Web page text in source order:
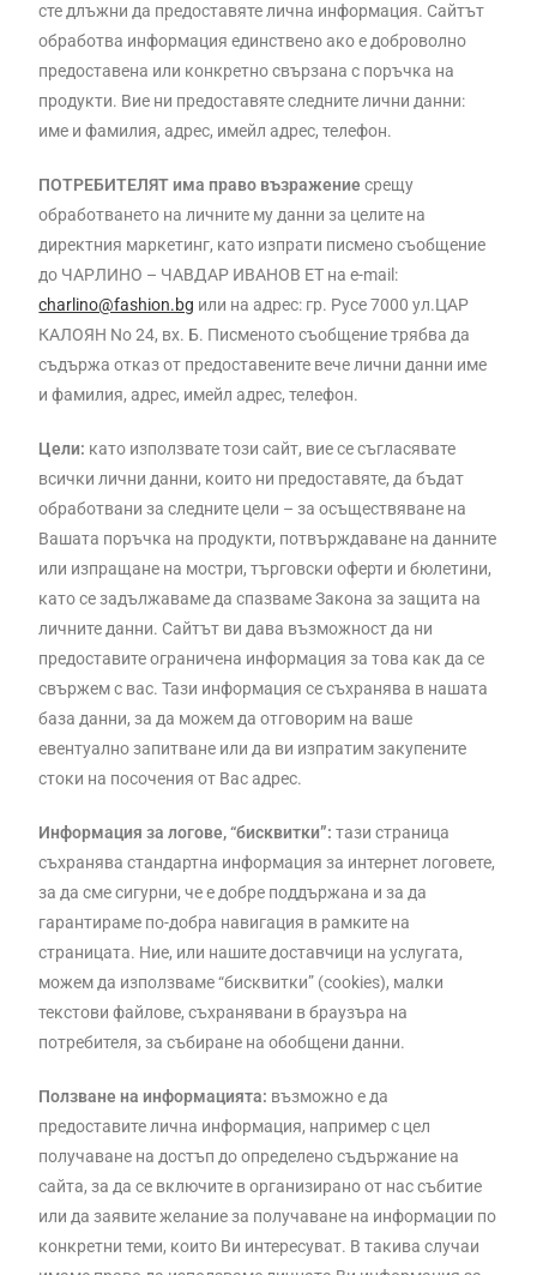
сте длъжни да предоставяте лична информация. Сайтът
обработва информация единствено ако е доброволно
предоставена или конкретно свързана с поръчка на
продукти. Вие ни предоставяте следните лични данни:
име и фамилия, адрес, имейл адрес, телефон.
ПОТРЕБИТЕЛЯТ има право възражение срещу
обработването на личните му данни за целите на
директния маркетинг, като изпрати писмено съобщение
до ЧАРЛИНО – ЧАВДАР ИВАНОВ ET на e-mail:
charlino@fashion.bg или на адрес: гр. Русе 7000 ул.ЦАР
КАЛОЯН No 24, вх. Б. Писменото съобщение трябва да
съдържа отказ от предоставените вече лични данни име
и фамилия, адрес, имейл адрес, телефон.
Цели: като използвате този сайт, вие се съгласявате
всички лични данни, които ни предоставяте, да бъдат
обработвани за следните цели – за осъществяване на
Вашата поръчка на продукти, потвърждаване на данните
или изпращане на мостри, търговски оферти и бюлетини,
като се задължаваме да спазваме Закона за защита на
личните данни. Сайтът ви дава възможност да ни
предоставите ограничена информация за това как да се
свържем с вас. Тази информация се съхранява в нашата
база данни, за да можем да отговорим на ваше
евентуално запитване или да ви изпратим закупените
стоки на посочения от Вас адрес.
Информация за логове, “бисквитки”: тази страница
съхранява стандартна информация за интернет логовете,
за да сме сигурни, че е добре поддържана и за да
гарантираме по-добра навигация в рамките на
страницата. Ние, или нашите доставчици на услугата,
можем да използваме “бисквитки” (cookies), малки
текстови файлове, съхранявани в браузъра на
потребителя, за събиране на обобщени данни.
Ползване на информацията: възможно е да
предоставите лична информация, например с цел
получаване на достъп до определено съдържание на
сайта, за да се включите в организирано от нас събитие
или да заявите желание за получаване на информации по
конкретни теми, които Ви интересуват. В такива случаи